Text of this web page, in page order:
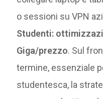
o sessioni su VPN
Studenti:
Giga/prezzo. Sul
termine, essenziale
studentesca, la